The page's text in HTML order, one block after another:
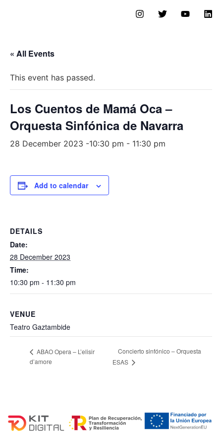
« All Events
This event has passed.
Los Cuentos de Mamá Oca –
Orquesta Sinfónica de Navarra
28 December 2023 -10:30 pm - 11:30 pm
Add to calendar
DETAILS
Date:
28 December 2023
Time:
10:30 pm - 11:30 pm
VENUE
Teatro Gaztambide
ABAO Opera – L’elisir
d’amore
Concierto sinfónico – Orquesta
ESAS